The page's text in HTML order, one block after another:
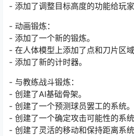
- 添加了调整目标高度的功能给玩家
- 动画锻炼：
- 添加了一个新的锻炼。
- 在人体模型上添加了点和刀片区域
- 添加了新的计时器。
- 与教练战斗锻炼：
- 创建了AI基础骨架。
- 创建了一个预测球员罢工的系统。
- 创建了一个确定攻击可能性的系统
- 创建了灵活的移动和保持距离系统